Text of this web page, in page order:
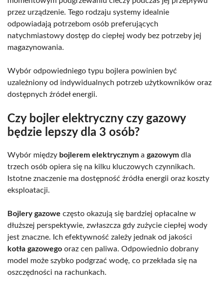
przez urządzenie. Tego rodzaju systemy idealnie
odpowiadają potrzebom osób preferujących
natychmiastowy dostęp do ciepłej wody bez potrzeby jej
magazynowania.
Wybór odpowiedniego typu bojlera powinien być
uzależniony od indywidualnych potrzeb użytkowników oraz
dostępnych źródeł energii.
Czy bojler elektryczny czy gazowy
będzie lepszy dla 3 osób?
Wybór między bojlerem elektrycznym a gazowym dla
trzech osób opiera się na kilku kluczowych czynnikach.
Istotne znaczenie ma dostępność źródła energii oraz koszty
eksploatacji.
Bojlery gazowe często okazują się bardziej opłacalne w
dłuższej perspektywie, zwłaszcza gdy zużycie ciepłej wody
jest znaczne. Ich efektywność zależy jednak od jakości
kotła gazowego oraz cen paliwa. Odpowiednio dobrany
model może szybko podgrzać wodę, co przekłada się na
oszczędności na rachunkach.